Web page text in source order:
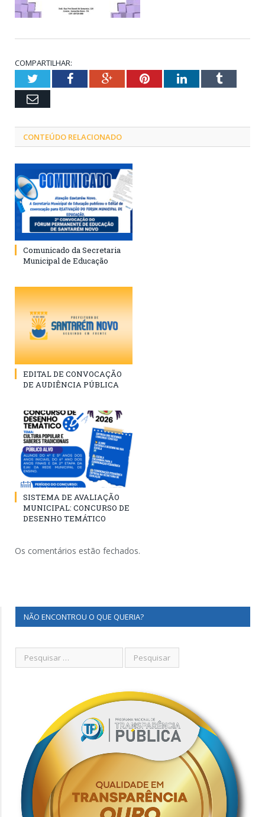
COMPARTILHAR:
TwitterFacebookGoogle+PinterestLinkedInTumblr
Email
CONTEÚDO RELACIONADO
Comunicado da Secretaria
Municipal de Educação
EDITAL DE CONVOCAÇÃO
DE AUDIÊNCIA PÚBLICA
SISTEMA DE AVALIAÇÃO
MUNICIPAL: CONCURSO DE
DESENHO TEMÁTICO
Os comentários estão fechados.
NÃO ENCONTROU O QUE QUERIA?